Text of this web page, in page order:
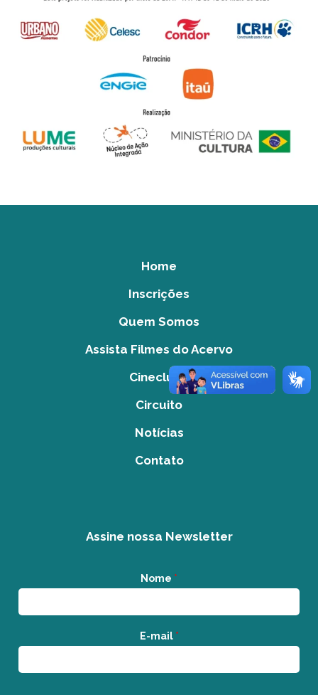
Home
Inscrições
Quem Somos
Assista Filmes do Acervo
Cineclube
Circuito
Notícias
Contato
Assine nossa Newsletter
Nome *
E-mail *